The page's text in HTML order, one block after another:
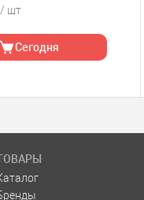
/ шт
Сегодня